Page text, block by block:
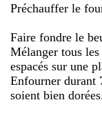
Préchauffer le
Faire fondre le
Mélanger tous
espacés sur une
Enfourner durant
soient bien